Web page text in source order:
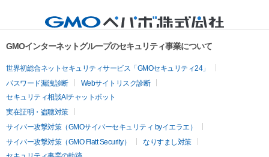
GMOインターネットグループのセキュリティ事業について
世界初総合ネットセキュリティサービス「GMOセキュリティ24」
パスワード漏洩診断
Webサイトリスク診断
セキュリティ相談AIチャットボット
実在証明・盗聴対策
サイバー攻撃対策（GMOサイバーセキュリティ byイエラエ）
サイバー攻撃対策（GMO Flatt Security）
なりすまし対策